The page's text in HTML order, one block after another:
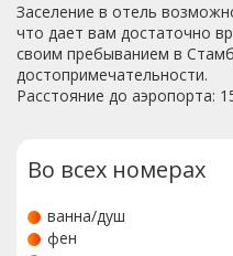
Заселение в отель
что дает вам достаточно
своим пребыванием в
достопримечательности.
Расстояние до аэропорта:
Во всех номерах
ванна/душ
фен